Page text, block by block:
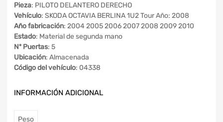
Pieza: PILOTO DELANTERO DERECHO
Vehículo: SKODA OCTAVIA BERLINA 1U2 Tour Año: 2008
Año fabricación: 2004 2005 2006 2007 2008 2009 2010
Estado: Material de segunda mano
Nº Puertas: 5
Ubicación: Almacenada
Código del vehículo: 04338
INFORMACIÓN ADICIONAL
Peso